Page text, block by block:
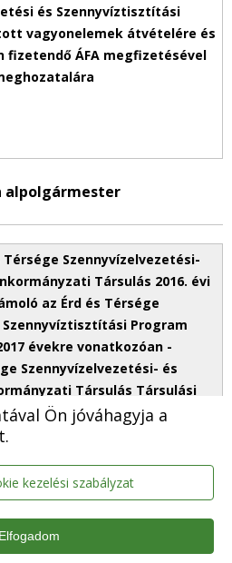
Ön jóváhagyja a
kezelési szabályzat
Elfogadom
alpolgármester
Javaslat az ipari parki